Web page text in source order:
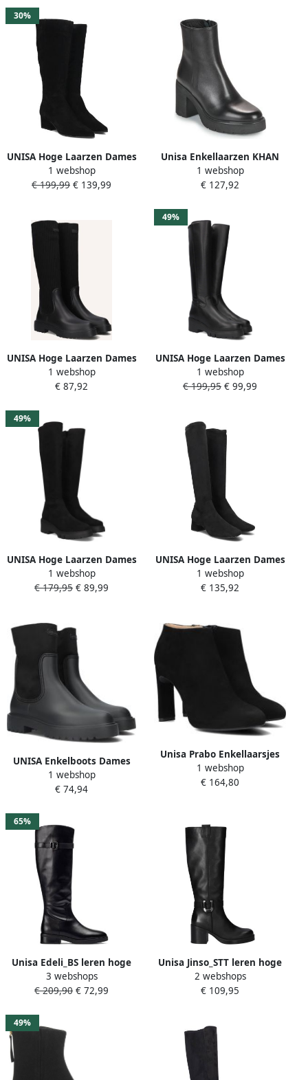
30%
UNISA Hoge Laarzen Dames
Jefri Maat: 42 Materiaal:
Suède Kleur: Zwart
1 webshop
€ 199,99 € 139,99
Unisa Enkellaarzen KHAN
1 webshop
€ 127,92
UNISA Hoge Laarzen Dames
Falerce Maat: 38 Materiaal:
Textiel Kleur: Zwart
1 webshop
€ 87,92
49%
UNISA Hoge Laarzen Dames
Jace Maat: 41 Materiaal:
Leer Kleur: Zwart
1 webshop
€ 199,95 € 99,99
49%
UNISA Hoge Laarzen Dames
Jace Maat: 41 Materiaal:
Suède Kleur: Zwart
1 webshop
€ 179,95 € 89,99
UNISA Hoge Laarzen Dames
Lapes Maat: 39 Materiaal:
Suèdelook Kleur: Zwart
1 webshop
€ 135,92
UNISA Enkelboots Dames
Fluor Maat: 41 Materiaal:
Kunststof Kleur: Zwart
1 webshop
€ 74,94
Unisa Prabo Enkellaarsjes
Enkelboots met rits Dames
Zwart
1 webshop
€ 164,80
65%
Unisa Edeli_BS leren hoge
laarzen zwart
3 webshops
€ 209,90 € 72,99
Unisa Jinso_STT leren hoge
laarzen zwart
2 webshops
€ 109,95
49%